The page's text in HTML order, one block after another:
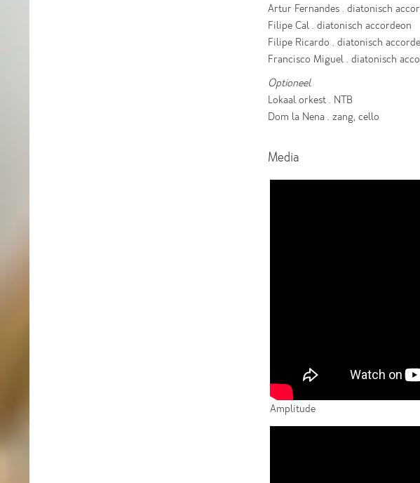
Artur Fernandes . diatonisch
Filipe Cal . diatonisch accordeon
Filipe Ricardo . diatonisch
Francisco Miguel . diatonisch
Optioneel
Lokaal orkest . NTB
Dom la Nena . zang, cello
Media
Amplitude